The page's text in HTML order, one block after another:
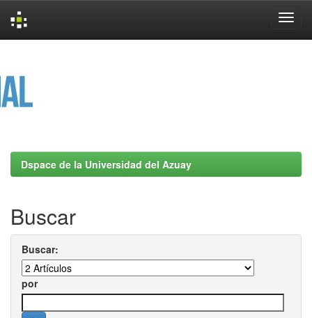
Dspace de la Universidad del Azuay
Buscar
Buscar:
por